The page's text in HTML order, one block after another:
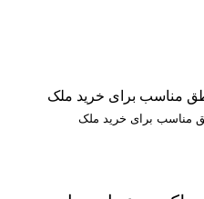
مناسب برای خرید ملک